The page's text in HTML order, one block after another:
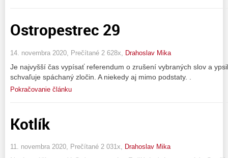
Ostropestrec 29
14. novembra 2020, Prečítané 2 628x, Drahoslav Mika
Je najvyšší čas vypísať referendum o zrušení vybraných slov a
schvaľuje spáchaný zločin. A niekedy aj mimo podstaty. .
Pokračovanie článku
Kotlík
11. novembra 2020, Prečítané 2 031x, Drahoslav Mika